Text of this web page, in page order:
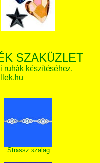
SZAKÜZLET
ruhák készítéséhez.
Strassz szalag